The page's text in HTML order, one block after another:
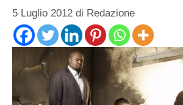
5 Luglio 2012 di Redazione